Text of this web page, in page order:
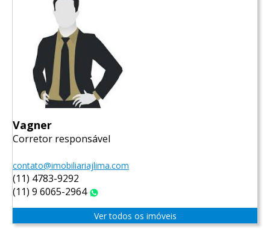
Vagner
Corretor responsável
contato@imobiliariajlima.com
(11) 4783-9292
(11) 9 6065-2964
Ver todos os imóveis